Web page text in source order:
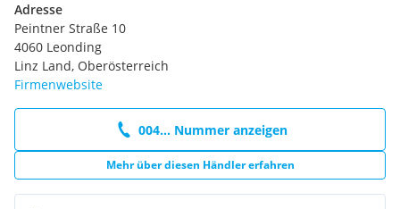
Adresse
Peintner Straße 10
4060 Leonding
Linz Land, Oberösterreich
Firmenwebsite
004... Nummer anzeigen
Mehr über diesen Händler erfahren